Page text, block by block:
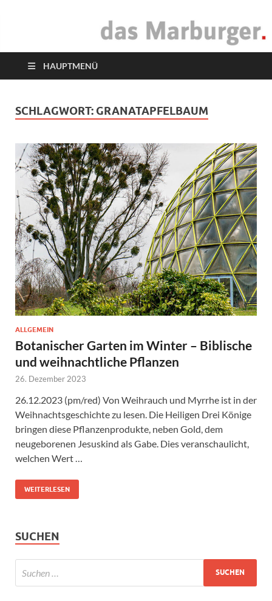
das Marburger.
HAUPTMENÜ
SCHLAGWORT: GRANATAPFELBAUM
ALLGEMEIN
Botanischer Garten im Winter – Biblische
und weihnachtliche Pflanzen
26. Dezember 2023
26.12.2023 (pm/red) Von Weihrauch und Myrrhe ist in der
Weihnachtsgeschichte zu lesen. Die Heiligen Drei Könige
bringen diese Pflanzenprodukte, neben Gold, dem
neugeborenen Jesuskind als Gabe. Dies veranschaulicht,
welchen Wert …
WEITERLESEN
SUCHEN